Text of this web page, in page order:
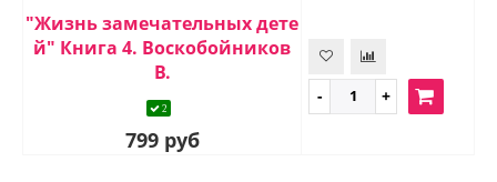
"Жизнь замечательных дете
й" Книга 4. Воскобойников
В.
2
799 руб